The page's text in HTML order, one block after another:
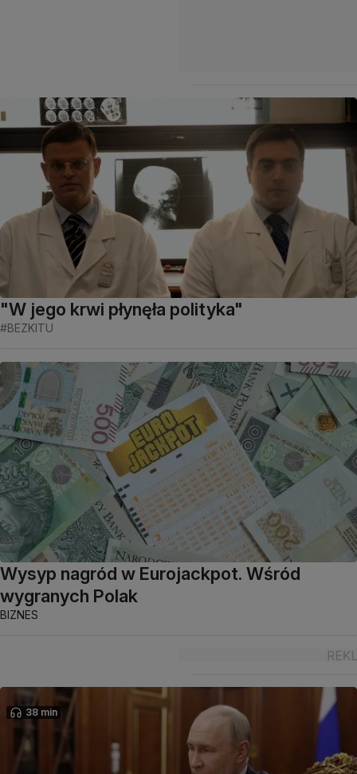
"W jego krwi płynęła polityka"
#BEZKITU
Wysyp nagród w Eurojackpot. Wśród
wygranych Polak
BIZNES
38 min